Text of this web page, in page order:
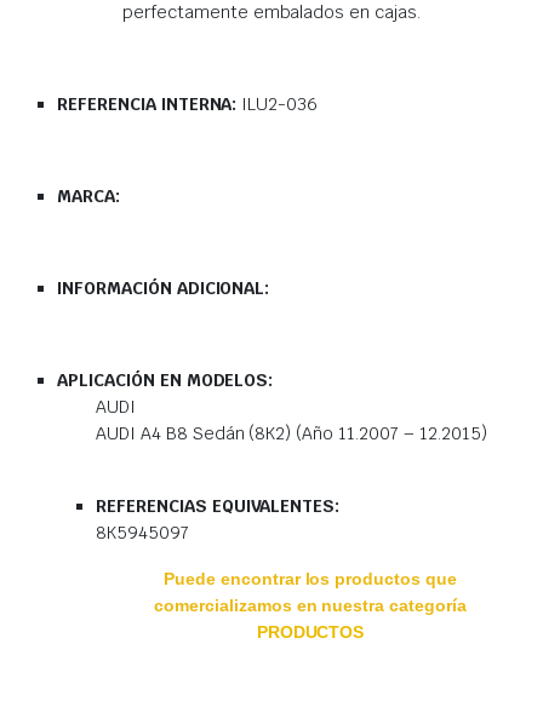
perfectamente embalados en cajas.
REFERENCIA INTERNA: ILU2-036
MARCA:
INFORMACIÓN ADICIONAL:
APLICACIÓN EN MODELOS:
AUDI
AUDI A4 B8 Sedán (8K2) (Año 11.2007 – 12.2015)
REFERENCIAS EQUIVALENTES:
8K5945097
Puede encontrar los productos que
comercializamos en nuestra categoría
PRODUCTOS